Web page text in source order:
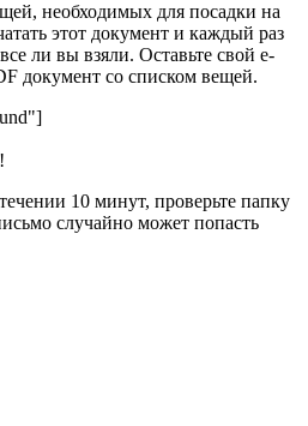
необходимых для посадки на
этот документ и каждый раз
ли вы взяли. Оставьте свой e-
документ со списком вещей.
10 минут, проверьте папку
случайно может попасть